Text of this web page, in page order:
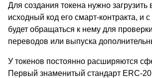
Для создания токена нужно загрузить
исходный код его смарт-контракта, и
будет обращаться к нему для
переводов или выпуска
У токенов постоянно расширяются
Первый знаменитый стандарт ERC-